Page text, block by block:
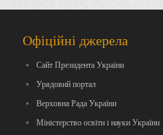
Офіційні джерела
Сайт Президента України
Урядовий портал
Верховна Рада України
Міністерство освіти і науки України